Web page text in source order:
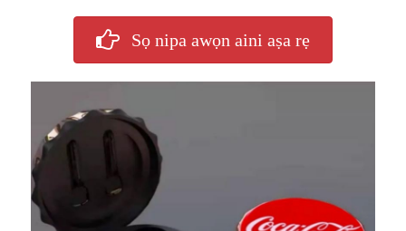
Sọ nipa awọn aini aṣa rẹ